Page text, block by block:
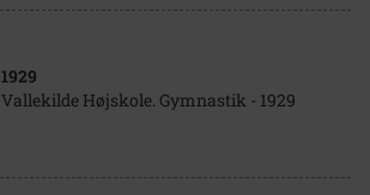
1929
Vallekilde Højskole. Gymnastik - 1929